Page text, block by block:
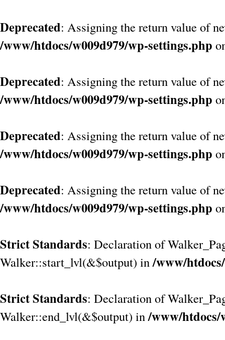
Deprecated: Assigning the return value of
/www/htdocs/w009d979/wp-settings.php
Deprecated: Assigning the return value of
/www/htdocs/w009d979/wp-settings.php
Deprecated: Assigning the return value of
/www/htdocs/w009d979/wp-settings.php
Deprecated: Assigning the return value of
/www/htdocs/w009d979/wp-settings.php
Strict Standards: Declaration of
Walker::start_lvl(&$output) in/www/
Strict Standards: Declaration of
Walker::end_lvl(&$output) in/www/htdocs/